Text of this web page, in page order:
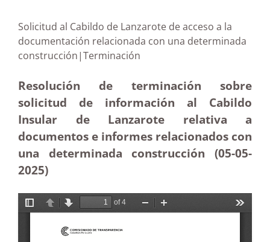
Solicitud al Cabildo de Lanzarote de acceso a la
documentación relacionada con una determinada
construcción|Terminación
Resolución de terminación sobre
solicitud de información al Cabildo
Insular de Lanzarote relativa a
documentos e informes relacionados con
una determinada construcción (05-05-
2025)